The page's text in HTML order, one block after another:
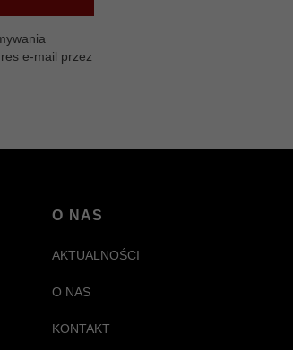
e-mail przez
O NAS
AKTUALNOŚCI
O NAS
KONTAKT